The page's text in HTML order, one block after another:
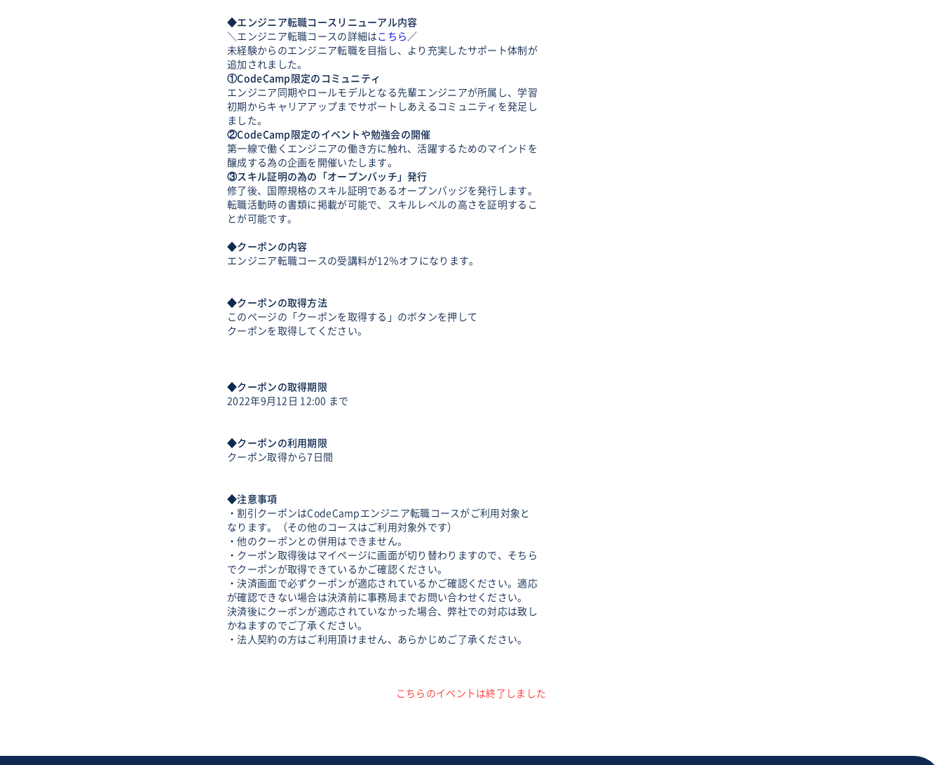
◆エンジニア転職コースリニューアル内容
＼エンジニア転職コースの詳細はこちら ／
未経験からのエンジニア転職を目指し、より充実したサポート体制が
追加されました。
①CodeCamp限定のコミュニティ
エンジニア同期やロールモデルとなる先輩エンジニアが所属し、学習
初期からキャリアアップまでサポートしあえるコミュニティを発足し
ました。
②CodeCamp限定のイベントや勉強会の開催
第一線で働くエンジニアの働き方に触れ、活躍するためのマインドを
醸成する為の企画を開催いたします。
③スキル証明の為の「オープンバッチ」発行
修了後、国際規格のスキル証明であるオープンバッジを発行します。
転職活動時の書類に掲載が可能で、スキルレベルの高さを証明するこ
とが可能です。
◆クーポンの内容
エンジニア転職コースの受講料が12％オフになります。
◆クーポンの取得方法
このページの「クーポンを取得する」のボタンを押して
クーポンを取得してください。
◆クーポンの取得期限
2022年9月12日 12:00 まで
◆クーポンの利用期限
クーポン取得から7日間
◆注意事項
・割引クーポンはCodeCampエンジニア転職コースがご利用対象と
なります。（その他のコースはご利用対象外です）
・他のクーポンとの併用はできません。
・クーポン取得後はマイページに画面が切り替わりますので、そちら
でクーポンが取得できているかご確認ください。
・決済画面で必ずクーポンが適応されているかご確認ください。適応
が確認できない場合は決済前に事務局までお問い合わせください。
決済後にクーポンが適応されていなかった場合、弊社での対応は致し
かねますのでご了承ください。
・法人契約の方はご利用頂けません、あらかじめご了承ください。
こちらのイベントは終了しました